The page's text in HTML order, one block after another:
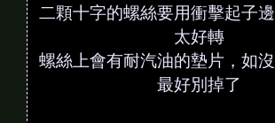
二顆十字的螺絲要用衝擊起子
太好轉
螺絲上會有耐汽油的墊片，如沒
最好別掉了